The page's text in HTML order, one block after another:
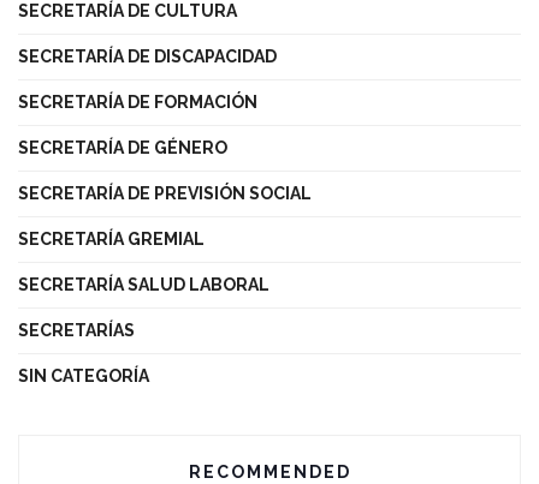
SECRETARÍA DE CULTURA
SECRETARÍA DE DISCAPACIDAD
SECRETARÍA DE FORMACIÓN
SECRETARÍA DE GÉNERO
SECRETARÍA DE PREVISIÓN SOCIAL
SECRETARÍA GREMIAL
SECRETARÍA SALUD LABORAL
SECRETARÍAS
SIN CATEGORÍA
RECOMMENDED